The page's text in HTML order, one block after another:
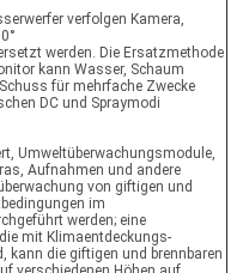
verfolgen Kamera,
werden. Die Ersatzmethode
kann Wasser, Schaum
für mehrfache Zwecke
DC und Spraymodi
Umweltüberwachungsmodule,
Aufnahmen und andere
von giftigen und
im
werden; eine
mit Klimaentdeckungs-
kann die giftigen und brennbaren